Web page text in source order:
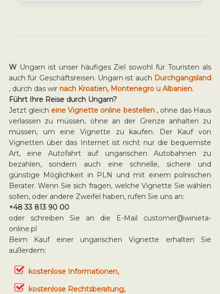
W Ungarn ist unser häufiges Ziel sowohl für Touristen als
auch für Geschäftsreisen. Ungarn ist auch Durchgangsland
, durch das wir nach Kroatien, Montenegro u Albanien.
Führt Ihre Reise durch Ungarn?
Jetzt gleich eine Vignette online bestellen , ohne das Haus
verlassen zu müssen, ohne an der Grenze anhalten zu
müssen, um eine Vignette zu kaufen. Der Kauf von
Vignetten über das Internet ist nicht nur die bequemste
Art, eine Autofahrt auf ungarischen Autobahnen zu
bezahlen, sondern auch eine schnelle, sichere und
günstige Möglichkeit in PLN und mit einem polnischen
Berater. Wenn Sie sich fragen, welche Vignette Sie wählen
sollen, oder andere Zweifel haben, rufen Sie uns an:
+48 33 813 90 00
oder schreiben Sie an die E-Mail customer@winieta-
online.pl
Beim Kauf einer ungarischen Vignette erhalten Sie
außerdem:
kostenlose Informationen,
kostenlose Rechtsberatung,